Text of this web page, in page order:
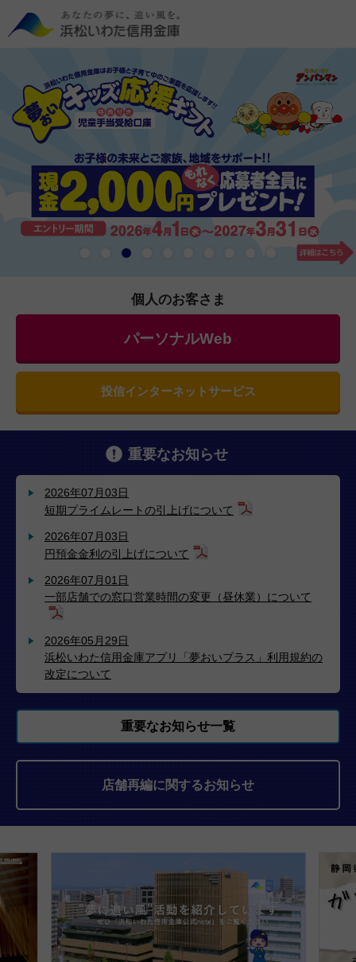
個人のお客さま
パーソナルWeb
投信インターネットサービス
重要なお知らせ
2026年07月03日
短期プライムレートの引上げについて
2026年07月03日
円預金金利の引上げについて
2026年07月01日
一部店舗での窓口営業時間の変更（昼休業）について
2026年05月29日
浜松いわた信用金庫アプリ「夢おいプラス」利用規約の
改定について
Moneytreeサービス継続利用のお手続きのご案内
イキャンバス）」機能の提供終了について
一部店舗での窓口営業時間の変更（昼休業）について
2026年03月30日
ご住所・お電話番号などに変更があった際のお手続きに
重要なお知らせ一覧
店舗再編に関するお知らせ